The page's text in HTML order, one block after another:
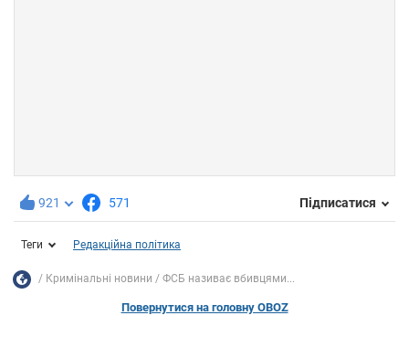
921 571 Підписатися
Теги Редакційна політика
Кримінальні новини ФСБ називає вбивцями...
Повернутися на головну OBOZ